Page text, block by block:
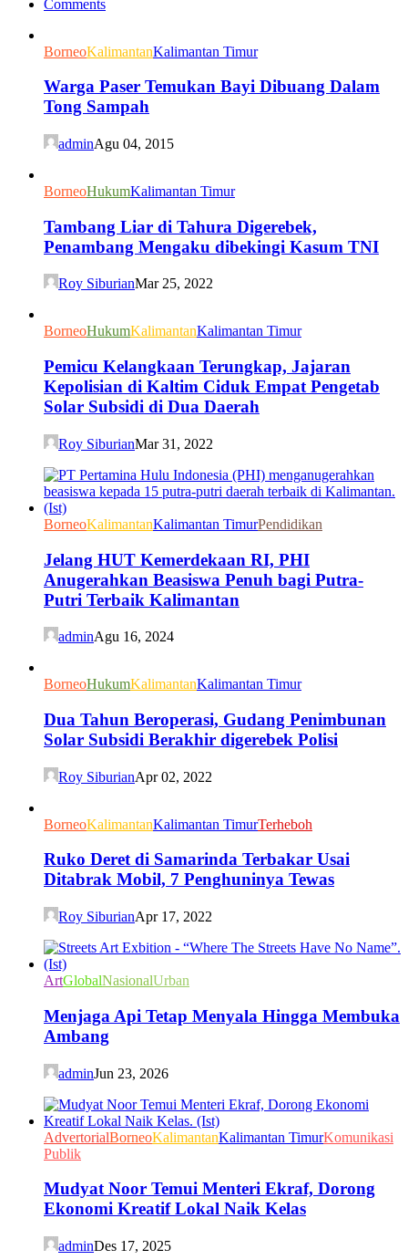
Comments
BorneoKalimantanKalimantan Timur
Warga Paser Temukan Bayi Dibuang Dalam
Tong Sampah
adminAgu 04, 2015
BorneoHukumKalimantan Timur
Tambang Liar di Tahura Digerebek,
Penambang Mengaku dibekingi Kasum TNI
Roy SiburianMar 25, 2022
BorneoHukumKalimantanKalimantan Timur
Pemicu Kelangkaan Terungkap, Jajaran
Kepolisian di Kaltim Ciduk Empat Pengetab
Solar Subsidi di Dua Daerah
Roy SiburianMar 31, 2022
BorneoKalimantanKalimantan TimurPendidikan
Jelang HUT Kemerdekaan RI, PHI
Anugerahkan Beasiswa Penuh bagi Putra-
Putri Terbaik Kalimantan
adminAgu 16, 2024
BorneoHukumKalimantanKalimantan Timur
Dua Tahun Beroperasi, Gudang Penimbunan
Solar Subsidi Berakhir digerebek Polisi
Roy SiburianApr 02, 2022
BorneoKalimantanKalimantan TimurTerheboh
Ruko Deret di Samarinda Terbakar Usai
Ditabrak Mobil, 7 Penghuninya Tewas
Roy SiburianApr 17, 2022
ArtGlobalNasionalUrban
Menjaga Api Tetap Menyala Hingga Membuka
Ambang
adminJun 23, 2026
AdvertorialBorneoKalimantanKalimantan TimurKomunikasi
Publik
Mudyat Noor Temui Menteri Ekraf, Dorong
Ekonomi Kreatif Lokal Naik Kelas
adminDes 17, 2025